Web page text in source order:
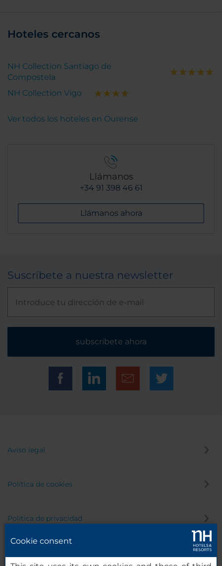
Hoteles cercanos
NH Collection Santiago de
Compostela
NH Collection Vigo
Ver todos los hoteles en Ourense
Llámanos
+34 91 398 46 61
Llámanos ahora
Suscríbete a nuestra newsletter
subscríbete ahora
Aviso legal
Política de cookies
Política de privacidad
Cookie consent